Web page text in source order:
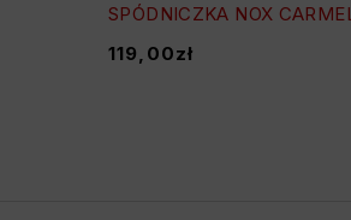
SPÓDNICZKA NOX CARMEL
119,00zł